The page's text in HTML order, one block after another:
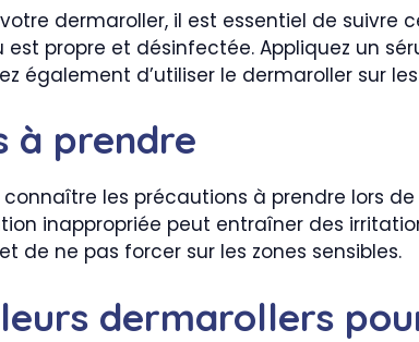
dermaroller, il est essentiel de
est propre et désinfectée. Appliquez un
également d’utiliser le dermaroller sur
à prendre
les précautions à prendre lors
inappropriée peut entraîner des
de ne pas forcer sur les zones sensibles.
dermarollers